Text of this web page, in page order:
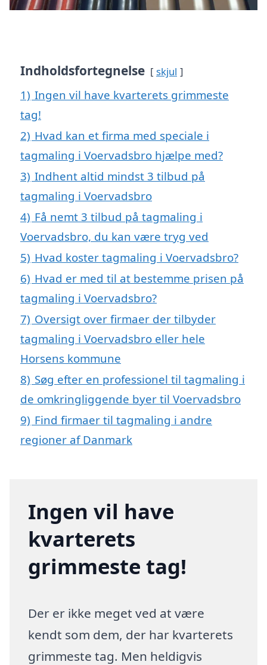
Indholdsfortegnelse skjul
1) Ingen vil have kvarterets grimmeste
tag!
2) Hvad kan et firma med speciale i
tagmaling i Voervadsbro hjælpe med?
3) Indhent altid mindst 3 tilbud på
tagmaling i Voervadsbro
4) Få nemt 3 tilbud på tagmaling i
Voervadsbro, du kan være tryg ved
5) Hvad koster tagmaling i Voervadsbro?
6) Hvad er med til at bestemme prisen på
tagmaling i Voervadsbro?
7) Oversigt over firmaer der tilbyder
tagmaling i Voervadsbro eller hele
Horsens kommune
8) Søg efter en professionel til tagmaling i
de omkringliggende byer til Voervadsbro
9) Find firmaer til tagmaling i andre
regioner af Danmark
Ingen vil have
kvarterets
grimmeste tag!
Der er ikke meget ved at være
kendt som dem, der har kvarterets
grimmeste tag. Men heldigvis